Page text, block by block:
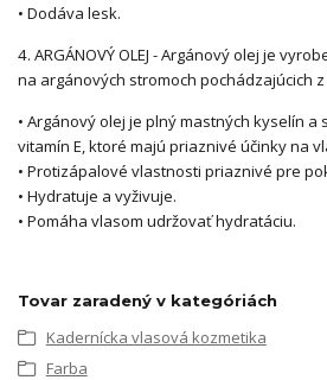
• Dodáva lesk.
4. ARGÁNOVÝ OLEJ - Argánový olej je
na argánových stromoch pochádzajúcich
• Argánový olej je plný mastných kyselín
vitamín E, ktoré majú priaznivé účinky na
• Protizápalové vlastnosti priaznivé pre
• Hydratuje a vyživuje.
• Pomáha vlasom udržovať hydratáciu.
Tovar zaradený v kategóriách
Kadernícka vlasová kozmetika
Farba